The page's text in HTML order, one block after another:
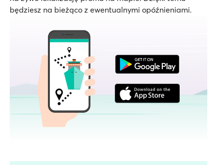
będziesz na bieżąco z ewentualnymi opóźnieniami.